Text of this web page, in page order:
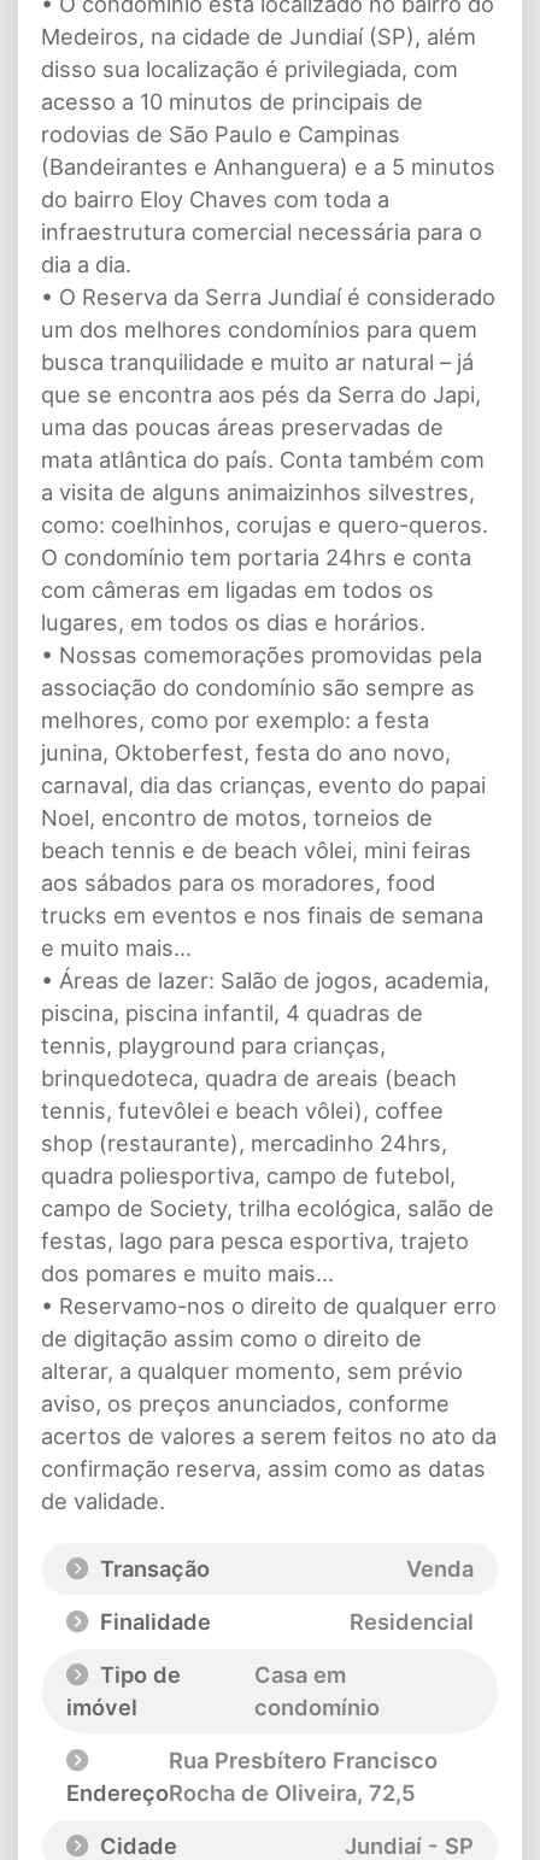
Medeiros, na cidade de Jundiaí (SP), além
disso sua localização é privilegiada, com
acesso a 10 minutos de principais de
rodovias de São Paulo e Campinas
(Bandeirantes e Anhanguera) e a 5 minutos
do bairro Eloy Chaves com toda a
infraestrutura comercial necessária para o
dia a dia.
• O Reserva da Serra Jundiaí é considerado
um dos melhores condomínios para quem
busca tranquilidade e muito ar natural – já
que se encontra aos pés da Serra do Japi,
uma das poucas áreas preservadas de
mata atlântica do país. Conta também com
a visita de alguns animaizinhos silvestres,
como: coelhinhos, corujas e quero-queros.
O condomínio tem portaria 24hrs e conta
com câmeras em ligadas em todos os
lugares, em todos os dias e horários.
• Nossas comemorações promovidas pela
associação do condomínio são sempre as
melhores, como por exemplo: a festa
junina, Oktoberfest, festa do ano novo,
carnaval, dia das crianças, evento do papai
Noel, encontro de motos, torneios de
beach tennis e de beach vôlei, mini feiras
aos sábados para os moradores, food
trucks em eventos e nos finais de semana
e muito mais...
• Áreas de lazer: Salão de jogos, academia,
piscina, piscina infantil, 4 quadras de
tennis, playground para crianças,
brinquedoteca, quadra de areais (beach
tennis, futevôlei e beach vôlei), coffee
shop (restaurante), mercadinho 24hrs,
quadra poliesportiva, campo de futebol,
campo de Society, trilha ecológica, salão de
festas, lago para pesca esportiva, trajeto
dos pomares e muito mais...
• Reservamo-nos o direito de qualquer erro
de digitação assim como o direito de
alterar, a qualquer momento, sem prévio
aviso, os preços anunciados, conforme
acertos de valores a serem feitos no ato da
confirmação reserva, assim como as datas
de validade.
Transação
Venda
Finalidade
Residencial
Tipo de
imóvel
Casa em
condomínio
Endereço
Rua Presbítero Francisco
Rocha de Oliveira, 72,5
Cidade
Jundiaí - SP